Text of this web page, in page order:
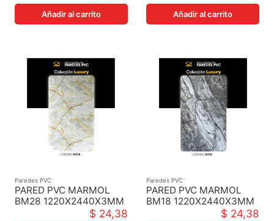
Añadir al carrito Añadir al carrito
Paredes PVC
PARED PVC MARMOL
BM28 1220X2440X3MM
$ 24,38
Paredes PVC
PARED PVC MARMOL
BM18 1220X2440X3MM
$ 24,38